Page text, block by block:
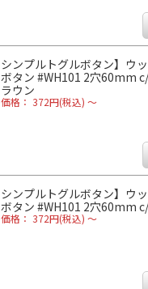
シンプルトグルボタン】ウ
ボタン #WH101 2穴60mm
ラウン
価格： 372円(税込) ～
シンプルトグルボタン】ウ
ボタン #WH101 2穴60mm
価格： 372円(税込) ～